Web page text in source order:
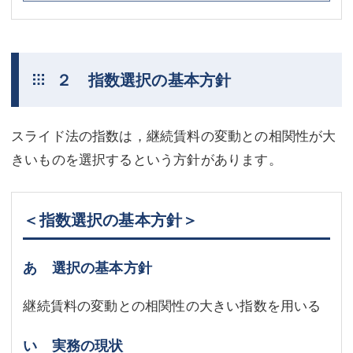
２ 指数選択の基本方針
スライド法の指数は，継続賃料の変動との相関性が大
きいものを選択するという方針があります。
＜指数選択の基本方針＞
あ 選択の基本方針
継続賃料の変動との相関性の大きい指数を用いる
い 実務の現状